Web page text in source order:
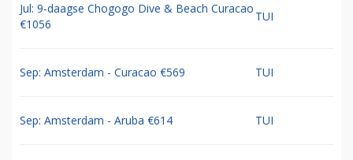
Jul: 9-daagse Chogogo Dive & Beach Curacao
€1056
TUI
Sep: Amsterdam - Curacao €569 TUI
Sep: Amsterdam - Aruba €614 TUI